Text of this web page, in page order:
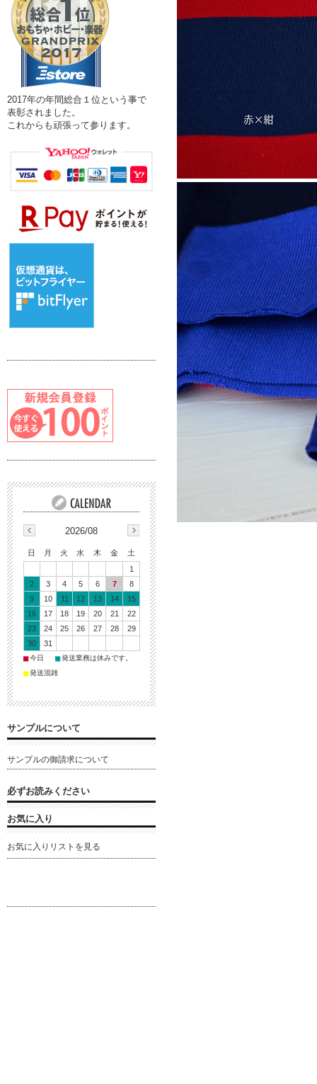
2017年の年間総合１位という事で
表彰されました。
これからも頑張って参ります。
2026/08
日 月 火 水 木 金
土
1
2
3 4 5 6 7
8
9
10 11 12 13 14
15
16
17 18 19 20 21
22
23
24 25 26 27 28
29
30
31
■今日 ■発送業務は休みです。
■発送混雑
サンプルについて
サンプルの御請求について
必ずお読みください
お気に入り
お気に入りリストを見る